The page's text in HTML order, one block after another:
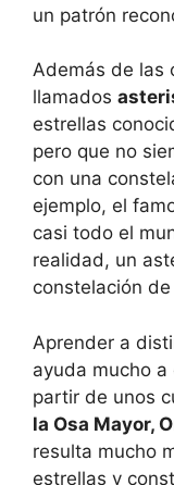
un patrón
Además de las
llamados
estrellas
pero que no
con una
ejemplo, el
casi todo el
realidad, un
constelación
Aprender a
ayuda mucho
partir de unos
la Osa Mayor,
resulta mucho
estrellas y